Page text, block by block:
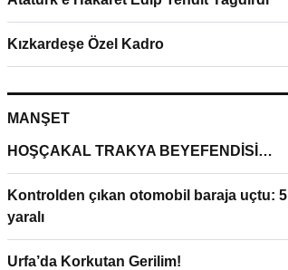
Kızkardeşe Özel Kadro
MANŞET
HOŞÇAKAL TRAKYA BEYEFENDİSİ…
Kontrolden çıkan otomobil baraja uçtu: 5
yaralı
Urfa’da Korkutan Gerilim!